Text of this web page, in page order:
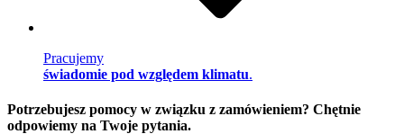
Pracujemy
świadomie pod względem klimatu.
Potrzebujesz pomocy w związku z zamówieniem? Chętnie
odpowiemy na Twoje pytania.